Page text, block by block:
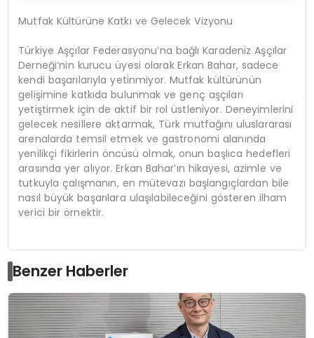
Mutfak Kültürüne Katkı ve Gelecek Vizyonu
Türkiye Aşçılar Federasyonu’na bağlı Karadeniz Aşçılar
Derneği’nin kurucu üyesi olarak Erkan Bahar, sadece
kendi başarılarıyla yetinmiyor. Mutfak kültürünün
gelişimine katkıda bulunmak ve genç aşçıları
yetiştirmek için de aktif bir rol üstleniyor. Deneyimlerini
gelecek nesillere aktarmak, Türk mutfağını uluslararası
arenalarda temsil etmek ve gastronomi alanında
yenilikçi fikirlerin öncüsü olmak, onun başlıca hedefleri
arasında yer alıyor. Erkan Bahar’ın hikayesi, azimle ve
tutkuyla çalışmanın, en mütevazı başlangıçlardan bile
nasıl büyük başarılara ulaşılabileceğini gösteren ilham
verici bir örnektir.
Benzer Haberler